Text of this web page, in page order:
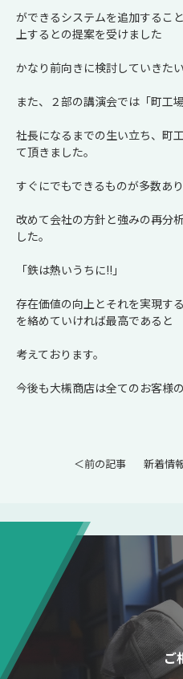
ができるシステムを追加するこ
上するとの提案を受けました
かなり前向きに検討していきた
また、２部の講演会では「町工
社長になるまでの生い立ち、町
て頂きました。
すぐにでもできるものが多数あ
改めて会社の方針と強みの再分
した。
「鉄は熱いうちに!!」
存在価値の向上とそれを実現す
を絡めていければ最高であると
考えております。
今後も大槻商店は全てのお客様
＜前の記事 新着情
ご